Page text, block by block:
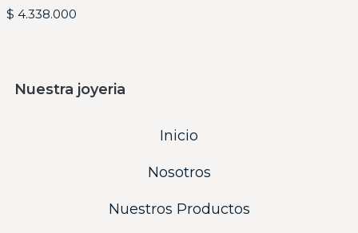
$ 4.338.000
Nuestra joyeria
Inicio
Nosotros
Nuestros Productos